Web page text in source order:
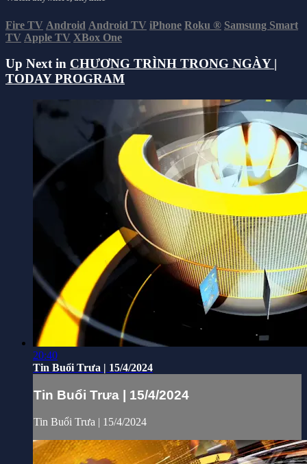
Fire TV Android Android TV iPhone Roku ® Samsung Smart
TV Apple TV XBox One
Up Next in CHƯƠNG TRÌNH TRONG NGÀY |
TODAY PROGRAM
20:40
Tin Buổi Trưa | 15/4/2024
Tin Buổi Trưa | 15/4/2024
Tin Buổi Trưa | 15/4/2024